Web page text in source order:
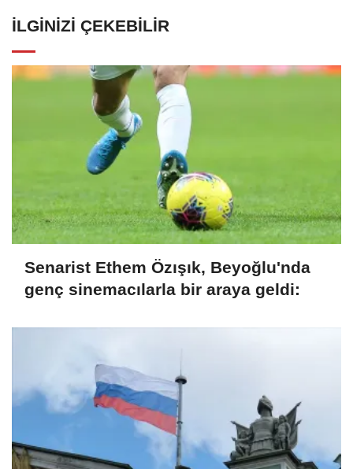
İLGINIZI ÇEKEBILIR
Senarist Ethem Özışık, Beyoğlu'nda
genç sinemacılarla bir araya geldi: